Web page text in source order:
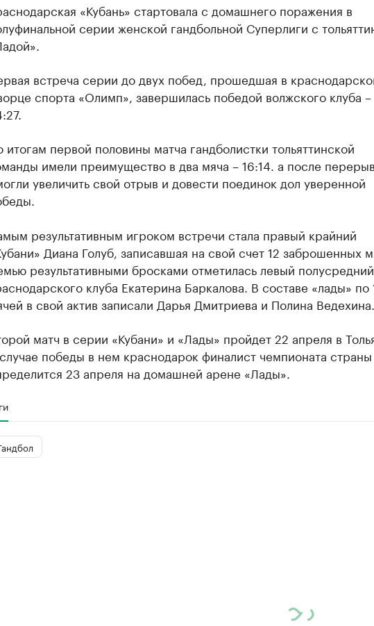
«Кубань» стартовала с домашнего поражения в
серии женской гандбольной Суперлиги с
встреча серии до двух побед, прошедшая в
спорта «Олимп», завершилась победой волжского клуба –
итогам первой половины матча гандболистки тольяттинской
имели преимущество в два мяча – 16:14. а после
увеличить свой отрыв и довести поединок дол уверенной
результативным игроком встречи стала правый крайний
Диана Голуб, записавшая на свой счет 12 заброшенных
результативными бросками отметилась левый полусредний
клуба Екатерина Баркалова. В составе «лады» по
в свой актив записали Дарья Дмитриева и Полина Ведехина.
матч в серии «Кубани» и «Лады» пройдет 22 апреля в
победы в нем краснодарок финалист чемпионата страны
23 апреля на домашней арене «Лады».